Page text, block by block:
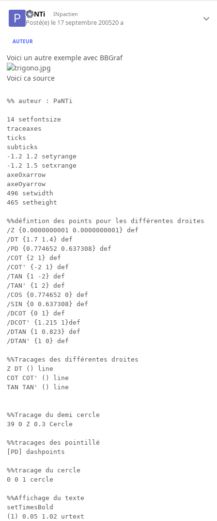
PaNTi INpactien
Posté(e) le 17 septembre 200520 a
AUTEUR
Voici un autre exemple avec BBGraf
Voici ca source
%% auteur : PaNTi
14 setfontsize
traceaxes
ticks
subticks
-1.2 1.2 setyrange
-1.2 1.5 setxrange
axeOxarrow
axeOyarrow
496 setwidth
465 setheight
%%défintion des points pour les différentes droites
/Z {0.0000000001 0.0000000001} def
/DT {1.7 1.4} def
/PD {0.774652 0.637308} def
/COT {2 1} def
/COT' {-2 1} def
/TAN {1 -2} def
/TAN' {1 2} def
/COS {0.774652 0} def
/SIN {0 0.637308} def
/DCOT {0 1} def
/DCOT' {1.215 1}def
/DTAN {1 0.823} def
/DTAN' {1 0} def
%%Tracages des différentes droites
Z DT () line
COT COT' () line
TAN TAN' () line
%%Tracage du demi cercle
39 0 Z 0.3 Cercle
%%tracages des pointillé
[PD] dashpoints
%%tracage du cercle
0 0 1 cercle
%%Affichage du texte
setTimesBold
(1) 0.05 1.02 urtext